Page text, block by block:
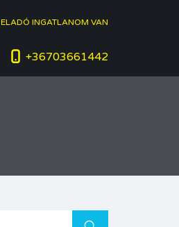
ELADÓ INGATLANOM VAN
+36703661442
Keresés: